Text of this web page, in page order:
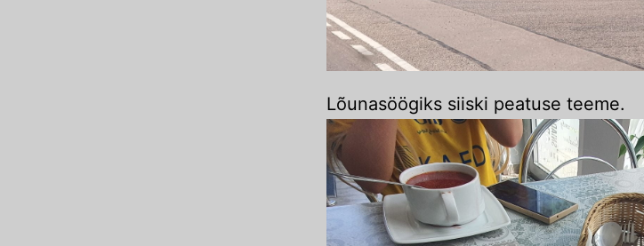
Lõunasöögiks siiski peatuse teeme.